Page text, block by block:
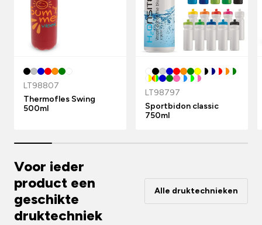
LT98807
Thermofles Swing
500ml
LT98797
Sportbidon classic
750ml
Voor ieder
product een
geschikte
druktechniek
Alle druktechnieken